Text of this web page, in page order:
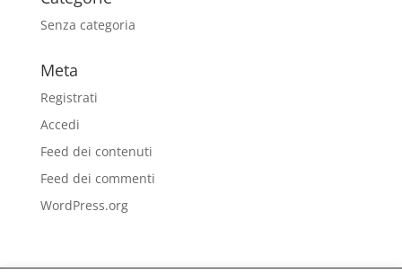
Senza categoria
Meta
Registrati
Accedi
Feed dei contenuti
Feed dei commenti
WordPress.org